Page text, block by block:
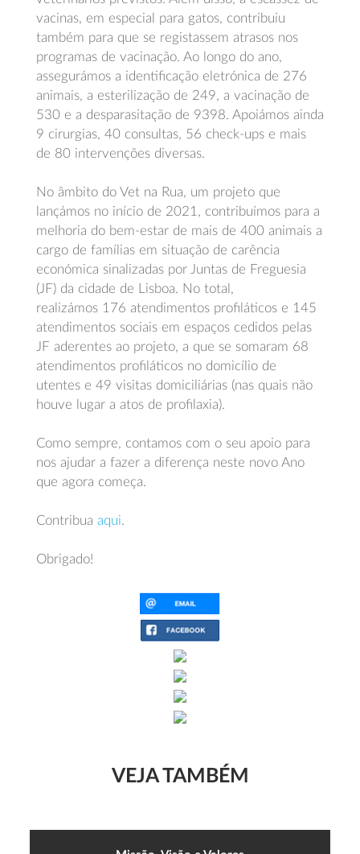
vacinas, em especial para gatos, contribuiu
também para que se registassem atrasos nos
programas de vacinação. Ao longo do ano,
assegurámos a identificação eletrónica de 276
animais, a esterilização de 249, a vacinação de
530 e a desparasitação de 9398. Apoiámos ainda
9 cirurgias, 40 consultas, 56 check-ups e mais
de 80 intervenções diversas.
No âmbito do Vet na Rua, um projeto que
lançámos no início de 2021, contribuímos para a
melhoria do bem-estar de mais de 400 animais a
cargo de famílias em situação de carência
económica sinalizadas por Juntas de Freguesia
(JF) da cidade de Lisboa. No total,
realizámos 176 atendimentos profiláticos e 145
atendimentos sociais em espaços cedidos pelas
JF aderentes ao projeto, a que se somaram 68
atendimentos profiláticos no domicílio de
utentes e 49 visitas domiciliárias (nas quais não
houve lugar a atos de profilaxia).
Como sempre, contamos com o seu apoio para
nos ajudar a fazer a diferença neste novo Ano
que agora começa.
Contribua aqui.
Obrigado!
VEJA TAMBÉM